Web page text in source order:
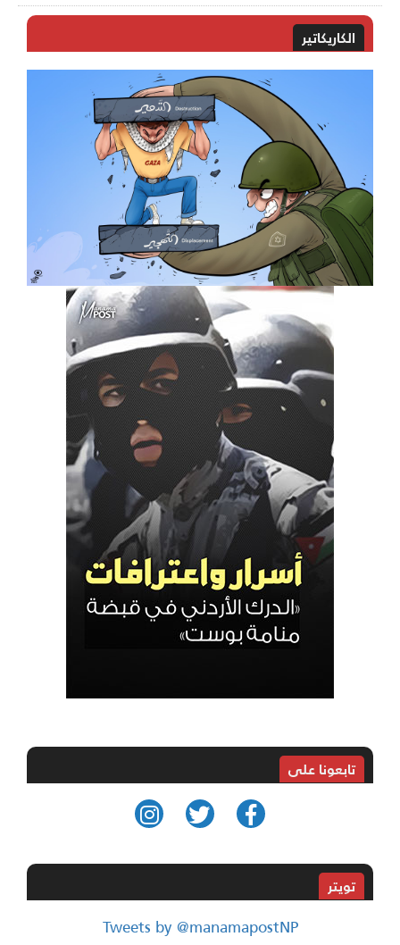
الكاريكاتير
تابعونا على
تويتر
Tweets by @manamapostNP